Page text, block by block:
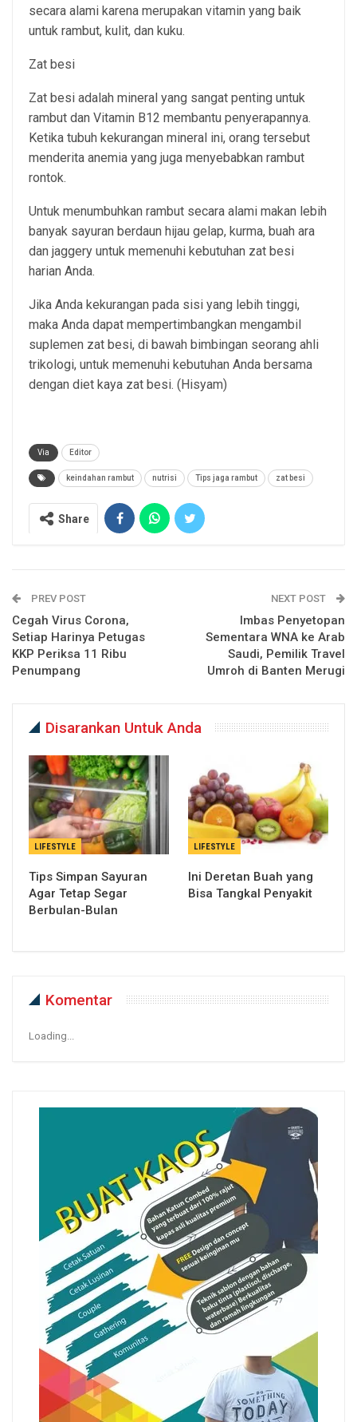
secara alami karena merupakan vitamin yang baik
untuk rambut, kulit, dan kuku.
Zat besi
Zat besi adalah mineral yang sangat penting untuk
rambut dan Vitamin B12 membantu penyerapannya.
Ketika tubuh kekurangan mineral ini, orang tersebut
menderita anemia yang juga menyebabkan rambut
rontok.
Untuk menumbuhkan rambut secara alami makan lebih
banyak sayuran berdaun hijau gelap, kurma, buah ara
dan jaggery untuk memenuhi kebutuhan zat besi
harian Anda.
Jika Anda kekurangan pada sisi yang lebih tinggi,
maka Anda dapat mempertimbangkan mengambil
suplemen zat besi, di bawah bimbingan seorang ahli
trikologi, untuk memenuhi kebutuhan Anda bersama
dengan diet kaya zat besi. (Hisyam)
Via Editor
keindahan rambut nutrisi Tips jaga rambut zat besi
Share
PREV POST
Cegah Virus Corona,
Setiap Harinya Petugas
KKP Periksa 11 Ribu
Penumpang
NEXT POST
Imbas Penyetopan
Sementara WNA ke Arab
Saudi, Pemilik Travel
Umroh di Banten Merugi
Disarankan Untuk Anda
LIFESTYLE
Tips Simpan Sayuran
Agar Tetap Segar
Berbulan-Bulan
LIFESTYLE
Ini Deretan Buah yang
Bisa Tangkal Penyakit
Komentar
Loading...